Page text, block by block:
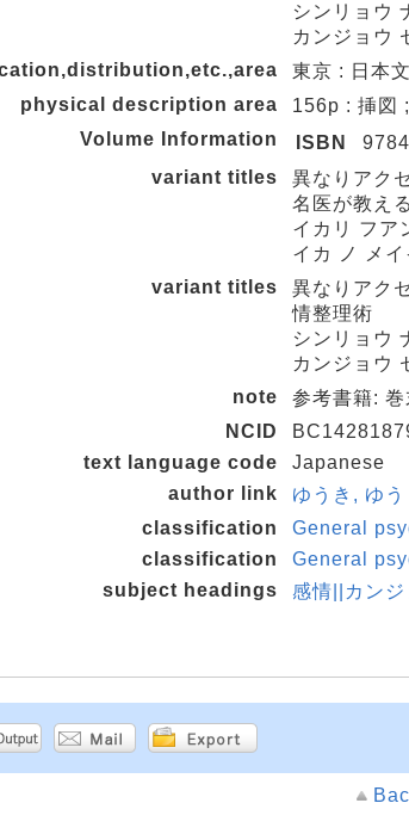
シンリョウ
カンジョウ
東京 : 日本
physical description area
156p : 挿図
Volume Information
ISBN
variant titles
異なりアク
名医が教える
イカリ フア
イカ ノ メ
variant titles
異なりアク
情整理術
シンリョウ
カンジョウ
note
参考書籍: 巻
NCID
text language code
Japanese
author link
ゆうき, ゆ
classification
General
classification
General
subject headings
感情||カンジ